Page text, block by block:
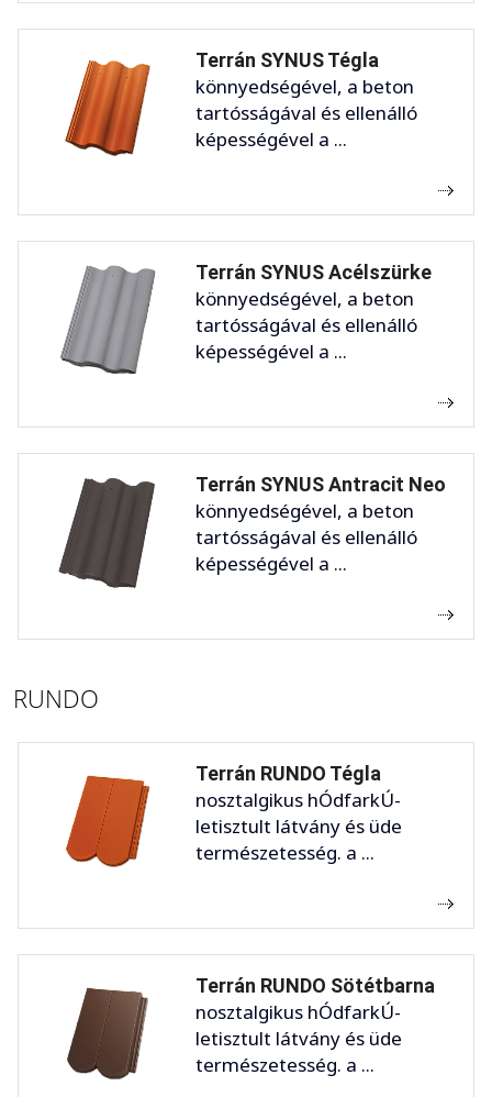
Terrán SYNUS Tégla
könnyedségével, a beton
tartósságával és ellenálló
képességével a ...
Terrán SYNUS Acélszürke
könnyedségével, a beton
tartósságával és ellenálló
képességével a ...
Terrán SYNUS Antracit Neo
könnyedségével, a beton
tartósságával és ellenálló
képességével a ...
RUNDO
Terrán RUNDO Tégla
nosztalgikus hÓdfarkÚ-
letisztult látvány és üde
természetesség. a ...
Terrán RUNDO Sötétbarna
nosztalgikus hÓdfarkÚ-
letisztult látvány és üde
természetesség. a ...